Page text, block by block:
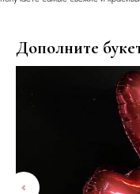
Дополните